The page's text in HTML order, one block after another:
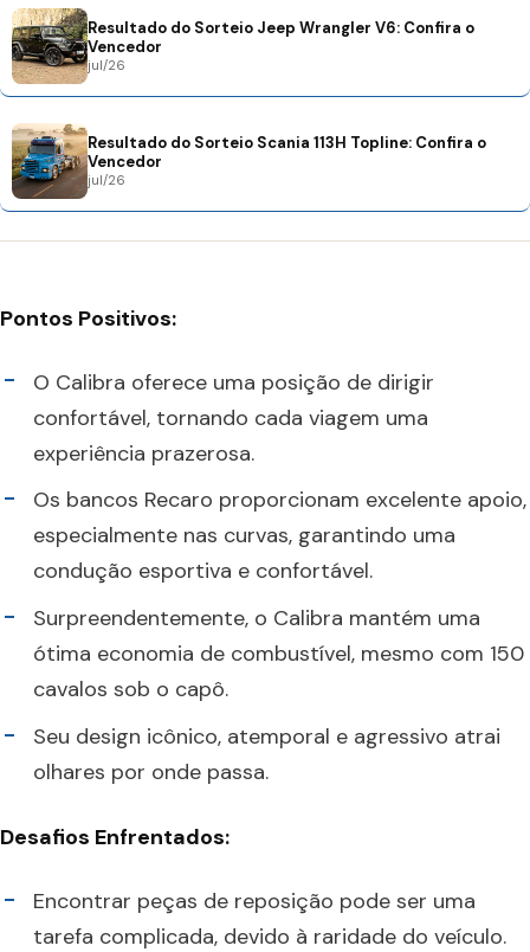
Resultado do Sorteio Jeep Wrangler V6: Confira o
Vencedor
jul/26
Resultado do Sorteio Scania 113H Topline: Confira o
Vencedor
jul/26
Pontos Positivos:
O Calibra oferece uma posição de dirigir
confortável, tornando cada viagem uma
experiência prazerosa.
Os bancos Recaro proporcionam excelente apoio,
especialmente nas curvas, garantindo uma
condução esportiva e confortável.
Surpreendentemente, o Calibra mantém uma
ótima economia de combustível, mesmo com 150
cavalos sob o capô.
Seu design icônico, atemporal e agressivo atrai
olhares por onde passa.
Desafios Enfrentados:
Encontrar peças de reposição pode ser uma
tarefa complicada, devido à raridade do veículo.